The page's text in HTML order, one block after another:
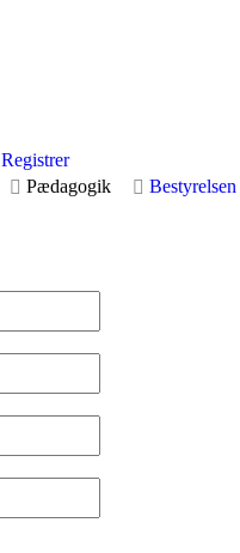
Registrer
Pædagogik Bestyrelsen